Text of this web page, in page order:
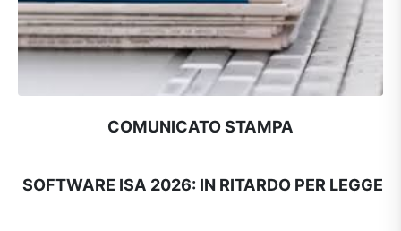
COMUNICATO STAMPA
SOFTWARE ISA 2026: IN RITARDO PER LEGGE